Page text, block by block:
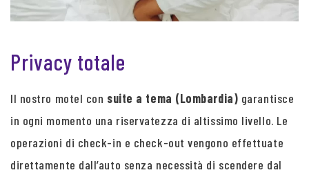
Privacy totale
Il nostro motel con suite a tema (Lombardia) garantisce
in ogni momento una riservatezza di altissimo livello. Le
operazioni di check-in e check-out vengono effettuate
direttamente dall’auto senza necessità di scendere dal